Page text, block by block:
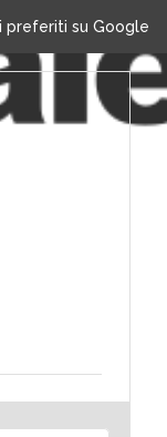
preferiti su Google